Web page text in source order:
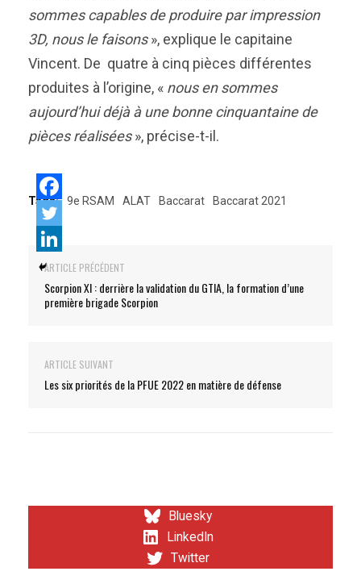
sommes capables de produire par impression
3D, nous le faisons», explique le capitaine
Vincent. De quatre à cinq pièces différentes
produites à l’origine, « nous en sommes
aujourd’hui déjà à une bonne cinquantaine de
pièces réalisées», précise-t-il.
Tags: 9e RSAM ALAT Baccarat Baccarat 2021
ARTICLE PRÉCÉDENT
Scorpion XI : derrière la validation du GTIA, la formation d’une
première brigade Scorpion
ARTICLE SUIVANT
Les six priorités de la PFUE 2022 en matière de défense
Bluesky
LinkedIn
Twitter